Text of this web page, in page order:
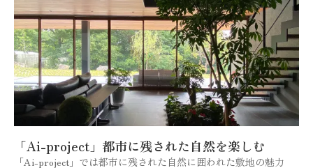
「Ai-project」都市に残された自然を楽しむ
「Ai-project」では都市に残された自然に囲われた敷地の魅力